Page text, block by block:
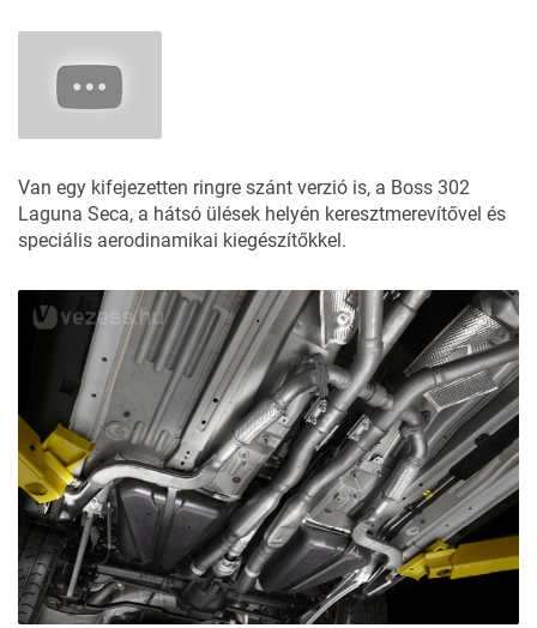
Van egy kifejezetten ringre szánt verzió is, a Boss 302
Laguna Seca, a hátsó ülések helyén keresztmerevítővel és
speciális aerodinamikai kiegészítőkkel.